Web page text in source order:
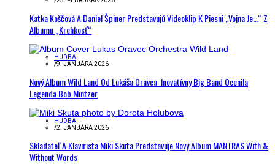
Katka Koščová A Daniel Špiner Predstavujú Videoklip K Piesni „Vojna Je…“ Z
Albumu „Krehkosť“
HUDBA
/9. JANUÁRA 2026
Nový Album Wild Land Od Lukáša Oravca: Inovatívny Big Band Ocenila
Legenda Bob Mintzer
HUDBA
/2. JANUÁRA 2026
Skladateľ A Klavirista Miki Skuta Predstavuje Nový Album MANTRAS With &
Without Words